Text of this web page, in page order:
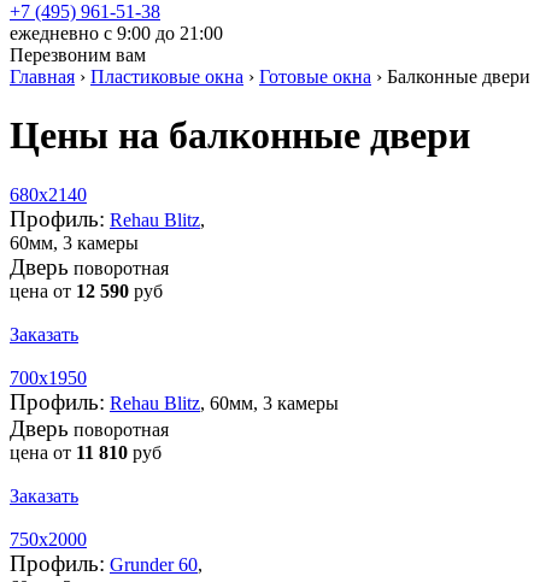
+7 (495) 961-51-38
ежедневно c 9:00 до 21:00
Перезвоним вам
Главная › Пластиковые окна › Готовые окна › Балконные двери
Цены на балконные двери
680х2140
Профиль: Rehau Blitz,
60мм, 3 камеры
Дверь поворотная
цена от 12 590 руб
Заказать
700х1950
Профиль: Rehau Blitz, 60мм, 3 камеры
Дверь поворотная
цена от 11 810 руб
Заказать
750х2000
Профиль: Grunder 60,